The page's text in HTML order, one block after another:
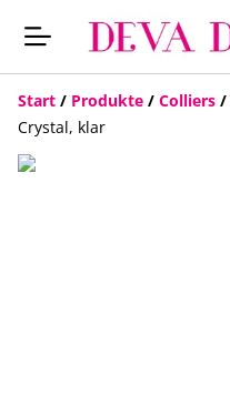
Start / Produkte / Colliers /
Crystal, klar